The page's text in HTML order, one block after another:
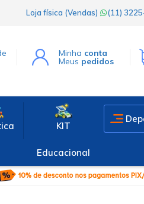
Loja física (Vendas) (11)
Minha conta
Meus pedidos
KIT
Educacional